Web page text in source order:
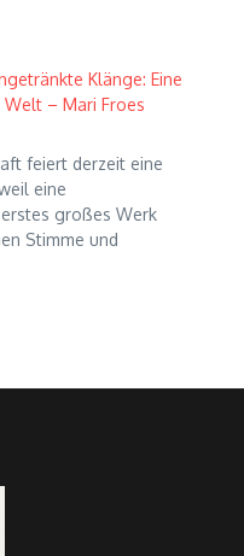
Klänge: Eine
– Mari Froes
feiert derzeit eine
eine
großes Werk
Stimme und